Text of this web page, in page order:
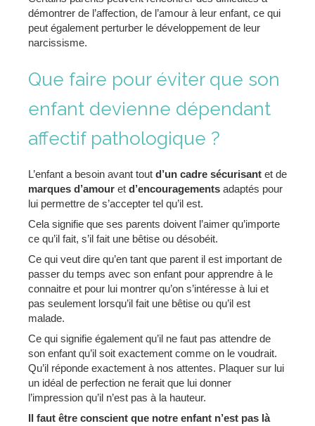
démontrer de l’affection, de l’amour à leur enfant, ce qui
peut également perturber le développement de leur
narcissisme.
Que faire pour éviter que son
enfant devienne dépendant
affectif pathologique ?
L’enfant a besoin avant tout d’un cadre sécurisant et de
marques d’amour et d’encouragements adaptés pour
lui permettre de s’accepter tel qu’il est.
Cela signifie que ses parents doivent l’aimer qu’importe
ce qu’il fait, s’il fait une bêtise ou désobéit.
Ce qui veut dire qu’en tant que parent il est important de
passer du temps avec son enfant pour apprendre à le
connaitre et pour lui montrer qu’on s’intéresse à lui et
pas seulement lorsqu’il fait une bêtise ou qu’il est
malade.
Ce qui signifie également qu’il ne faut pas attendre de
son enfant qu’il soit exactement comme on le voudrait.
Qu’il réponde exactement à nos attentes. Plaquer sur lui
un idéal de perfection ne ferait que lui donner
l’impression qu’il n’est pas à la hauteur.
Il faut être conscient que notre enfant n’est pas là